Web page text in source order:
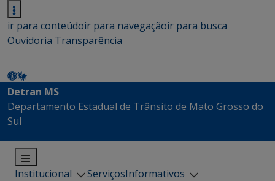
ir para conteúdoir para navegaçãoir para busca
Ouvidoria Transparência
Detran MS
Departamento Estadual de Trânsito de Mato Grosso do
Sul
Institucional ServiçosInformativos